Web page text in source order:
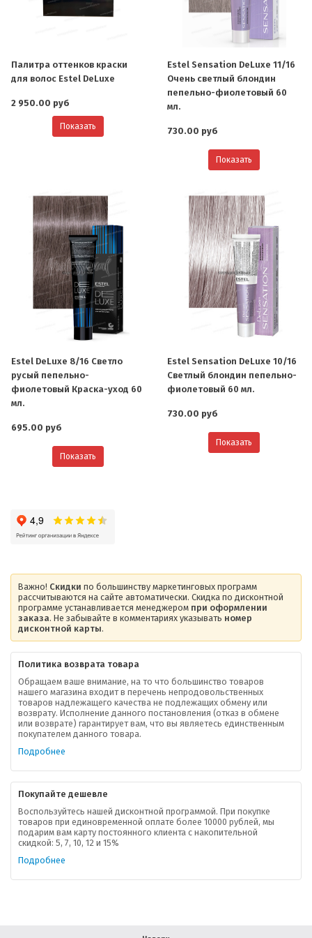
Палитра оттенков краски
для волос Estel DeLuxe
2 950.00 руб
Показать
Estel Sensation DeLuxe 11/16
Очень светлый блондин
пепельно-фиолетовый 60
мл.
730.00 руб
Показать
Estel DeLuxe 8/16 Светло
русый пепельно-
фиолетовый Краска-уход 60
мл.
695.00 руб
Показать
Estel Sensation DeLuxe 10/16
Светлый блондин пепельно-
фиолетовый 60 мл.
730.00 руб
Показать
Важно! Скидки по большинству маркетинговых программ
рассчитываются на сайте автоматически. Скидка по дисконтной
программе устанавливается менеджером при оформлении
заказа. Не забывайте в комментариях указывать номер
дисконтной карты.
Политика возврата товара
Обращаем ваше внимание, на то что большинство товаров
нашего магазина входит в перечень непродовольственных
товаров надлежащего качества не подлежащих обмену или
возврату. Исполнение данного постановления (отказ в обмене
или возврате) гарантирует вам, что вы являетесь единственным
покупателем данного товара.
Подробнее
Покупайте дешевле
Воспользуйтесь нашей дисконтной программой. При покупке
товаров при единовременной оплате более 10000 рублей, мы
подарим вам карту постоянного клиента с накопительной
скидкой: 5, 7, 10, 12 и 15%
Подробнее
О компании
Ваша скидка
Контактная информация
В помощь покупателю
Форма обратной связи